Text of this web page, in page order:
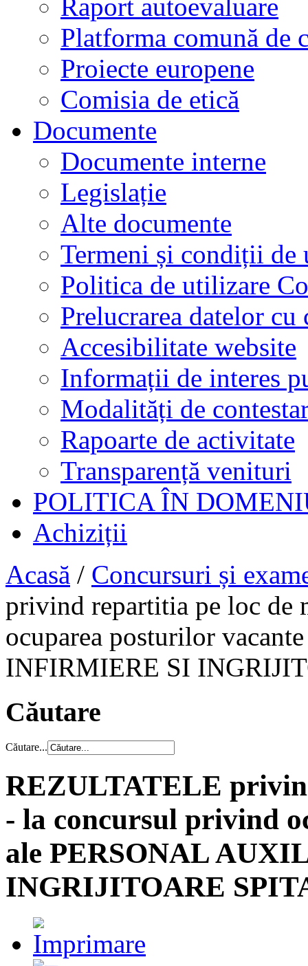
Raport autoevaluare
Platforma comună de
Proiecte europene
Comisia de etică
Documente
Documente interne
Legislație
Alte documente
Termeni și condiții de
Politica de utilizare
Prelucrarea datelor cu
Accesibilitate website
Informații de interes
Modalități de
Rapoarte de activitate
Transparență venituri
POLITICA ÎN
Achiziții
Acasă / Concursuri și
privind repartitia pe loc de
ocuparea posturilor
INFIRMIERE SI
Căutare
Căutare...
REZULTATELE
- la concursul privind
ale PERSONAL
INGRIJITOARE